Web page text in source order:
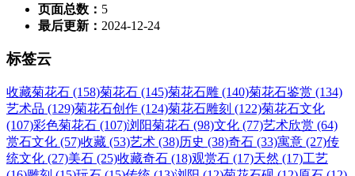
页面总数： 5
最后更新： 2024-12-24
标签云
收藏菊花石 (158)菊花石 (145)菊花石雕 (140)菊花石鉴赏 (134)
艺术品 (129)菊花石创作 (124)菊花石雕刻 (122)菊花石文化
(107)彩色菊花石 (107)浏阳菊花石 (98)文化 (77)艺术欣赏 (64)
赏石文化 (57)收藏 (53)艺术 (38)历史 (38)奇石 (33)寓意 (27)传
统文化 (27)美石 (25)收藏奇石 (18)观赏石 (17)天然 (17)工艺